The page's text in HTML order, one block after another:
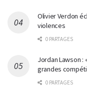
Olivier Verdon
violences
0 PARTAGES
Jordan Lawson :
grandes
0 PARTAGES